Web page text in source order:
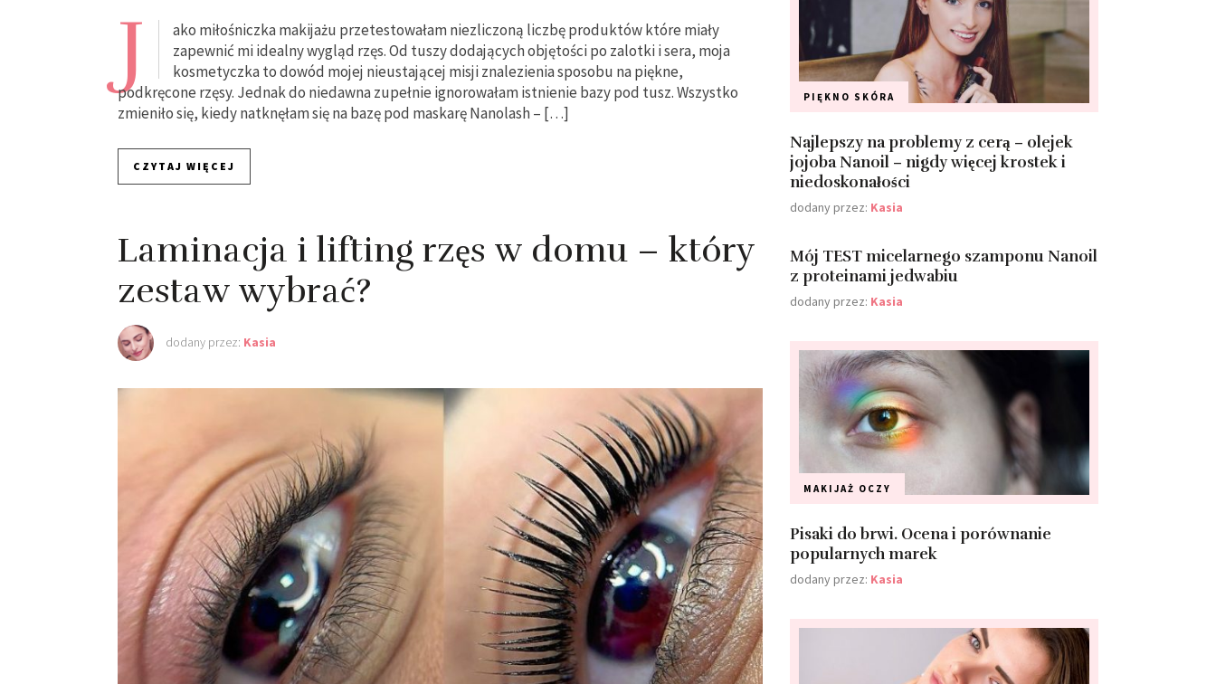
J
ako miłośniczka makijażu przetestowałam niezliczoną liczbę produktów które miały
zapewnić mi idealny wygląd rzęs. Od tuszy dodających objętości po zalotki i sera, moja
kosmetyczka to dowód mojej nieustającej misji znalezienia sposobu na piękne,
podkręcone rzęsy. Jednak do niedawna zupełnie ignorowałam istnienie bazy pod tusz. Wszystko
zmieniło się, kiedy natknęłam się na bazę pod maskarę Nanolash – […]
CZYTAJ WIĘCEJ
Laminacja i lifting rzęs w domu – który
zestaw wybrać?
dodany przez: Kasia
PIĘKNO SKÓRA
Najlepszy na problemy z cerą – olejek
jojoba Nanoil – nigdy więcej krostek i
niedoskonałości
dodany przez: Kasia
Mój TEST micelarnego szamponu Nanoil
z proteinami jedwabiu
dodany przez: Kasia
MAKIJAŻ OCZY
Pisaki do brwi. Ocena i porównanie
popularnych marek
dodany przez: Kasia